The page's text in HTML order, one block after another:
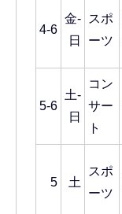
4-6
金-
日
スポ
ーツ
5-6
土-
日
コン
サー
ト
5 土
スポ
ーツ